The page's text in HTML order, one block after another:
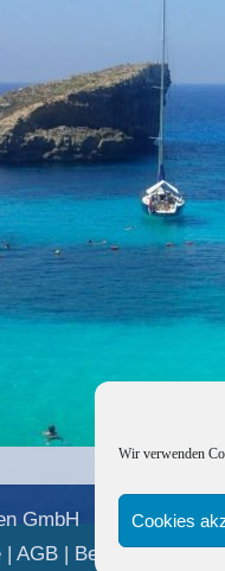
Wir verwenden
Cookies
GmbH
| AGB| Befreundete